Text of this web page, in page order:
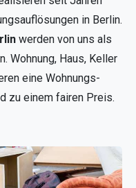
in Berlin.
werden von uns als
Wohnung, Haus, Keller
eine Wohnungs-
zu einem fairen Preis.